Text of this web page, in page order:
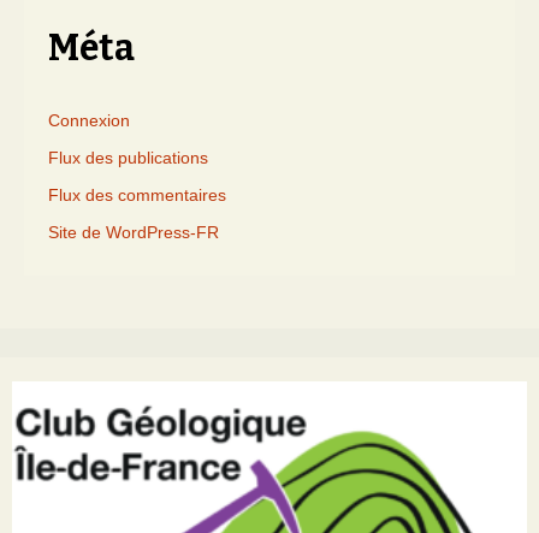
Méta
Connexion
Flux des publications
Flux des commentaires
Site de WordPress-FR